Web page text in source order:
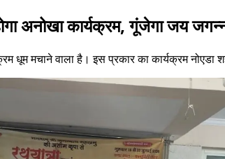
अनोखा कार्यक्रम, गूंजेगा जय
धूम मचाने वाला है। इस प्रकार का कार्यक्रम